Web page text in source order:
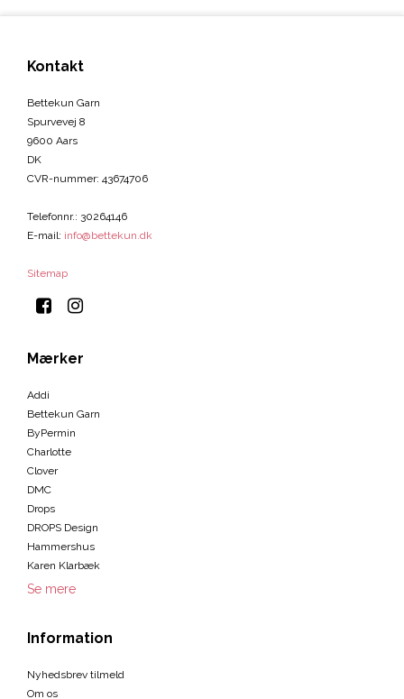
Kontakt
Bettekun Garn
Spurvevej 8
9600 Aars
DK
CVR-nummer: 43674706
Telefonnr.: 30264146
E-mail: info@bettekun.dk
Sitemap
Mærker
Addi
Bettekun Garn
ByPermin
Charlotte
Clover
DMC
Drops
DROPS Design
Hammershus
Karen Klarbæk
Se mere
Information
Nyhedsbrev tilmeld
Om os